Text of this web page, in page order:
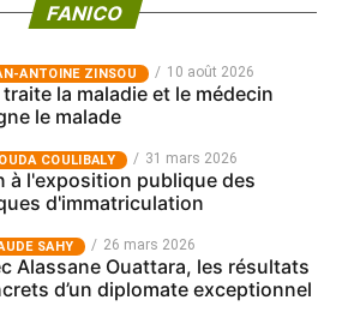
FANICO
ANTOINE ZINSOU 10 août 2026
traite la maladie et le médecin
le malade
COULIBALY 31 mars 2026
à l'exposition publique des
d'immatriculation
SAHY 26 mars 2026
Alassane Ouattara, les résultats
d’un diplomate exceptionnel